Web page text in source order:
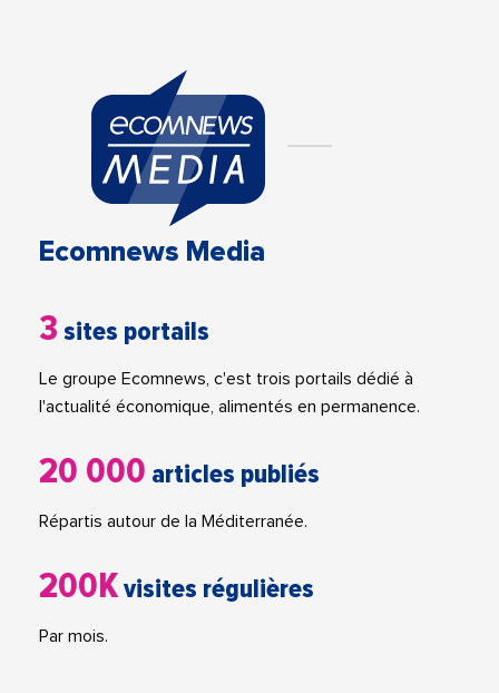
Ecomnews Media
3 sites portails
Le groupe Ecomnews, c'est trois portails dédié à
l'actualité économique, alimentés en permanence.
20 000 articles publiés
Répartis autour de la Méditerranée.
200Kvisites régulières
Par mois.